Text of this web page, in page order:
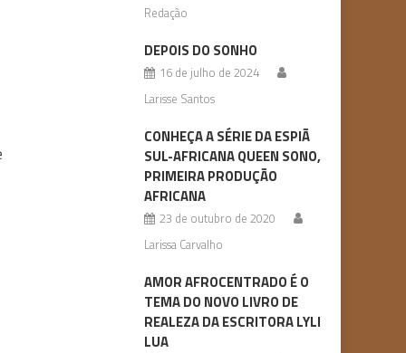
Redação
DEPOIS DO SONHO
16 de julho de 2024
Larisse Santos
CONHEÇA A SÉRIE DA ESPIÃ
SUL-AFRICANA QUEEN SONO,
PRIMEIRA PRODUÇÃO
AFRICANA
23 de outubro de 2020
Larissa Carvalho
AMOR AFROCENTRADO É O
TEMA DO NOVO LIVRO DE
REALEZA DA ESCRITORA LYLI
LUA